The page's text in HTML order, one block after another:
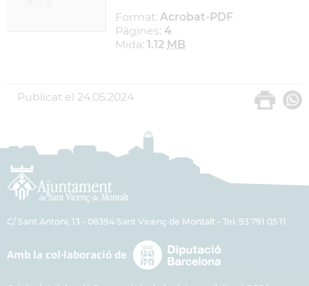
Format: Acrobat-PDF
Pàgines: 4
Mida: 1.12 MB
Publicat el 24.05.2024
C/ Sant Antoni, 13 - 08394 Sant Vicenç de Montalt - Tel. 93 791 05 11